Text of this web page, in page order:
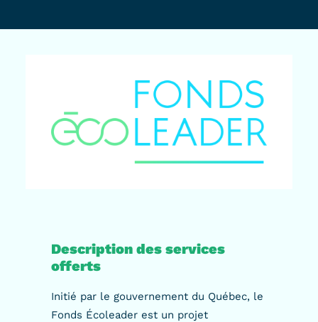
Description des services
offerts
Initié par le gouvernement du Québec, le
Fonds Écoleader est un projet